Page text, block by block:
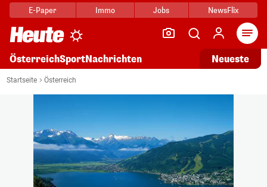
E-Paper Immo Jobs NewsFlix
ÖsterreichSportNachrichten Neueste
Startseite Österreich